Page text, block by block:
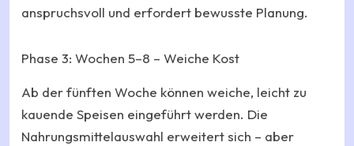
anspruchsvoll und erfordert bewusste Planung.
Phase 3: Wochen 5–8 – Weiche Kost
Ab der fünften Woche können weiche, leicht zu
kauende Speisen eingeführt werden. Die
Nahrungsmittelauswahl erweitert sich – aber